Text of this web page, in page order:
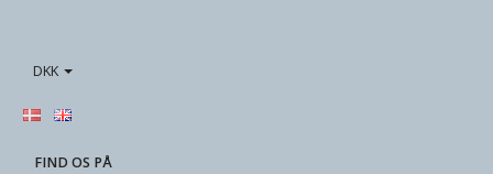
DKK
FIND OS PÅ